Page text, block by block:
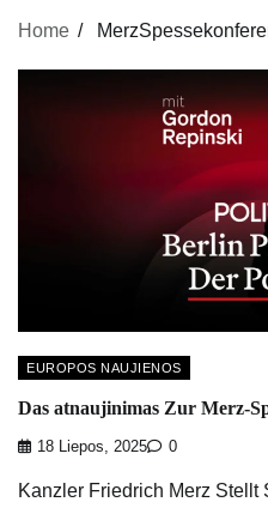
Home
EUROPOS NAUJIENOS
Das atnaujinimas Zur Merz-
18 Liepos, 2025 0
Kanzler Friedrich Merz Stellt